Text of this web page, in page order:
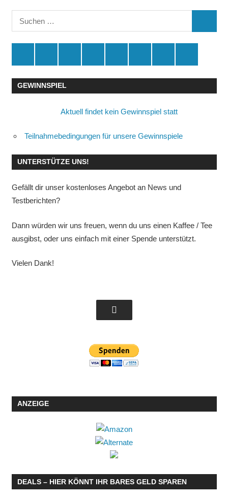
Suchen
nach:
GEWINNSPIEL
Aktuell findet kein Gewinnspiel statt
Teilnahmebedingungen für unsere Gewinnspiele
UNTERSTÜTZE UNS!
Gefällt dir unser kostenloses Angebot an News und
Testberichten?
Dann würden wir uns freuen, wenn du uns einen Kaffee / Tee
ausgibst, oder uns einfach mit einer Spende unterstützt.
Vielen Dank!
ANZEIGE
DEALS – HIER KÖNNT IHR BARES GELD SPAREN